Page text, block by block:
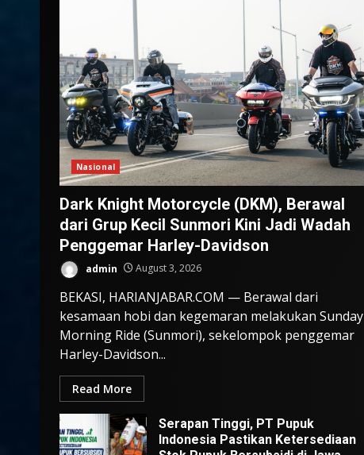
Nasional
Dark Knight Motorcycle (DKM), Berawal
dari Grup Kecil Sunmori Kini Jadi Wadah
Penggemar Harley-Davidson
admin August 3, 2026
BEKASI, HARIANJABAR.COM — Berawal dari
kesamaan hobi dan kegemaran melakukan Sunday
Morning Ride (Sunmori), sekelompok penggemar
Harley-Davidson...
Read More
Serapan Tinggi, PT Pupuk
Indonesia Pastikan Ketersediaan